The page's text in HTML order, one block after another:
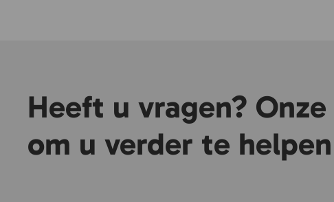
Heeft u vragen?
om u verder te helpen